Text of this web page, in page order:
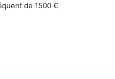
de 1500 €